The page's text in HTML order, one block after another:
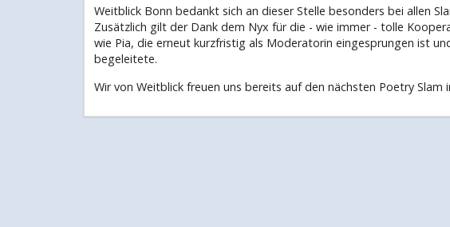
Weitblick Bonn bedankt sich an dieser Stelle besonders bei allen
Zusätzlich gilt der Dank dem Nyx für die - wie immer - tolle
wie Pia, die erneut kurzfristig als Moderatorin eingesprungen ist
begeleitete.
Wir von Weitblick freuen uns bereits auf den nächsten Poetry Slam